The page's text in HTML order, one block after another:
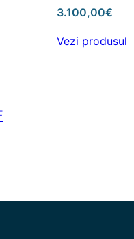
3.100,00€
Vezi produsul